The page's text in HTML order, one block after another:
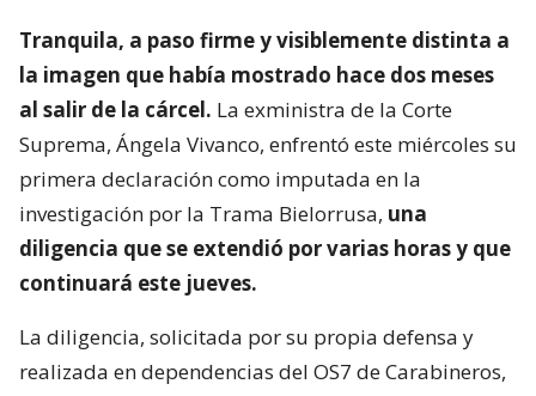
Tranquila, a paso firme y visiblemente distinta a
la imagen que había mostrado hace dos meses
al salir de la cárcel. La exministra de la Corte
Suprema, Ángela Vivanco, enfrentó este miércoles su
primera declaración como imputada en la
investigación por la Trama Bielorrusa, una
diligencia que se extendió por varias horas y que
continuará este jueves.
La diligencia, solicitada por su propia defensa y
realizada en dependencias del OS7 de Carabineros,